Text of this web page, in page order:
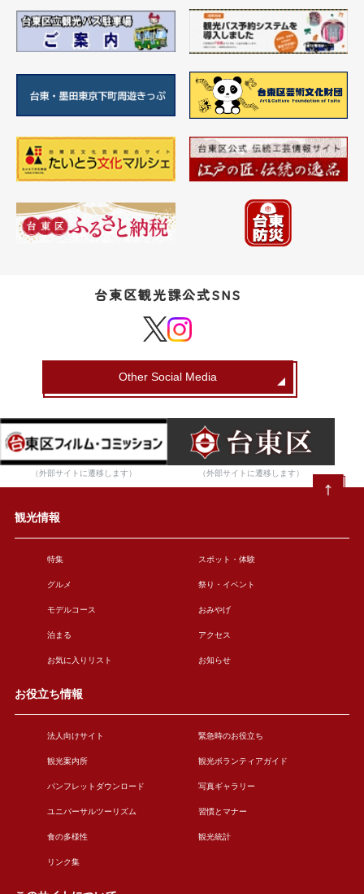
台東区観光課公式SNS
Other Social Media
（外部サイトに遷移します） （外部サイトに遷移します）
観光情報
特集 スポット・体験
グルメ 祭り・イベント
モデルコース おみやげ
泊まる アクセス
お気に入りリスト お知らせ
お役立ち情報
法人向けサイト 緊急時のお役立ち
観光案内所 観光ボランティアガイド
パンフレットダウンロード 写真ギャラリー
ユニバーサルツーリズム 習慣とマナー
食の多様性 観光統計
リンク集